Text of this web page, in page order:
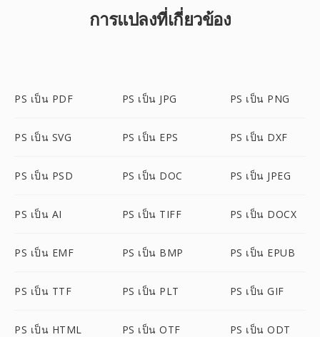
การแปลงที่เกี่ยวข้อง
PS เป็น PDF PS เป็น JPG PS เป็น PNG
PS เป็น SVG PS เป็น EPS PS เป็น DXF
PS เป็น PSD PS เป็น DOC PS เป็น JPEG
PS เป็น AI PS เป็น TIFF PS เป็น DOCX
PS เป็น EMF PS เป็น BMP PS เป็น EPUB
PS เป็น TTF PS เป็น PLT PS เป็น GIF
PS เป็น HTML PS เป็น OTF PS เป็น ODT